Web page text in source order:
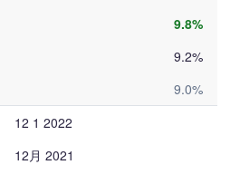
9.8%
9.2%
9.0%
12 1 2022
12月 2021